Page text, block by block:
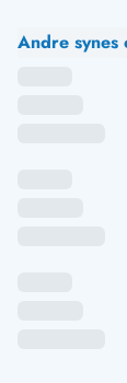
Andre synes